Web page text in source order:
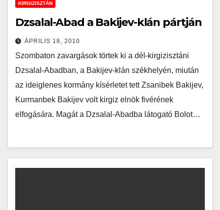
KIRGIZISZTÁN
Dzsalal-Abad a Bakijev-klán pártján
ÁPRILIS 18, 2010
Szombaton zavargások törtek ki a dél-kirgizisztáni
Dzsalal-Abadban, a Bakijev-klán székhelyén, miután
az ideiglenes kormány kísérletet tett Zsanibek Bakijev,
Kurmanbek Bakijev volt kirgiz elnök fivérének
elfogására. Magát a Dzsalal-Abadba látogató Bolot…